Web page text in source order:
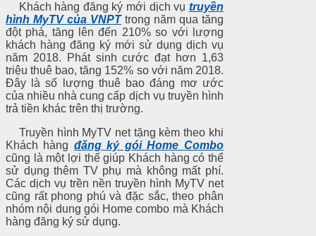
Khách hàng đăng ký mới dịch vụ truyền
hình MyTV của VNPTtrong năm qua tăng
đột phá, tăng lên đến 210% so với lượng
khách hàng đăng ký mới sử dụng dịch vụ
năm 2018. Phát sinh cước đạt hơn 1,63
triệu thuê bao, tăng 152% so với năm 2018.
Đây là số lượng thuê bao đáng mơ ước
của nhiều nhà cung cấp dịch vụ truyền hình
trả tiền khác trên thị trường.
Truyền hình MyTV net tặng kèm theo khi
Khách hàng đăng ký gói Home Combo
cũng là một lợi thế giúp Khách hàng có thể
sử dụng thêm TV phụ mà không mất phí.
Các dịch vụ trền nền truyền hình MyTV net
cũng rất phong phú và đặc sắc, theo phân
nhóm nội dung gói Home combo mà Khách
hàng đăng ký sử dụng.